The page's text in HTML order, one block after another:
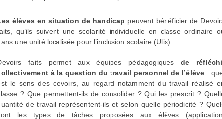
élèves en situation de handicap peuvent bénéficier de
, qu’ils suivent une scolarité individuelle en classe ordinaire
une unité localisée pour l’inclusion scolaire (Ulis).
faits permet aux équipes pédagogiquesde
à la question du travail personnel de l’élève :
le sens des devoirs, au regard notamment du travail réalisé
? Que permettent-ils de consolider ? Qui les prescrit ?
de travail représentent-ils et selon quelle périodicité ?
les types de tâches proposées aux élèves